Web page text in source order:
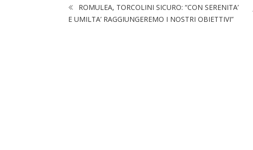
ROMULEA, TORCOLINI SICURO: “CON SERENITA’
E UMILTA’ RAGGIUNGEREMO I NOSTRI OBIETTIVI”